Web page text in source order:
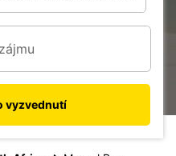
vyzvednutí